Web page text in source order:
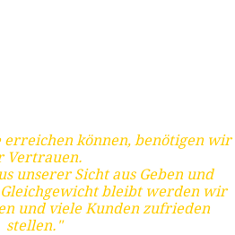
können, benötigen wir
Vertrauen.
unserer Sicht aus Geben und
bleibt werden wir
und viele Kunden zufrieden
stellen."